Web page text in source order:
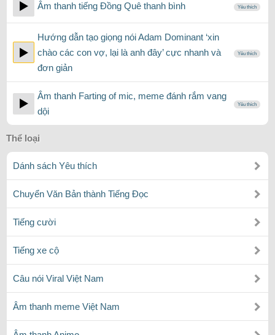
Âm thanh tiếng Đồng Quê thanh bình Yêu thích
Hướng dẫn tạo giọng nói Adam Dominant ‘xin
chào các con vợ, lại là anh đây’ cực nhanh và
đơn giản
Yêu thích
Âm thanh Farting of mic, meme đánh rắm vang
dội
Yêu thích
Thể loại
Dánh sách Yêu thích
Chuyển Văn Bản thành Tiếng Đọc
Tiếng cười
Tiếng xe cộ
Câu nói Viral Việt Nam
Âm thanh meme Việt Nam